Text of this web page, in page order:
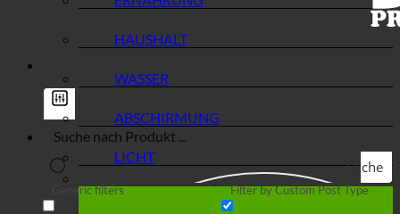
Suche
Generic filters Filter by Custom Post Type
HAUSHALT
WASSER
ABSCHIRMUNG
LICHT